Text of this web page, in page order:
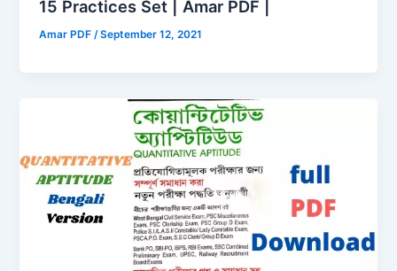
15 Practices Set | Amar PDF |
Amar PDF/September 12, 2021